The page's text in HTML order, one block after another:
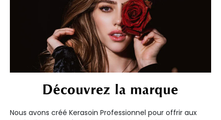
Découvrez la marque
Nous avons créé Kerasoin Professionnel pour offrir aux